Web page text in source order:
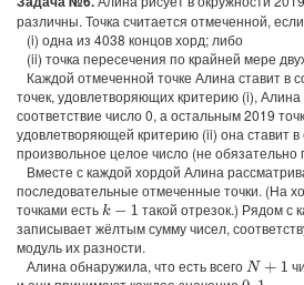
различны. Точка считается отмеченной,
(i) одна из 4038 концов хорд; либо
(ii) точка пересечения по крайней мере
Каждой отмеченной точке Алина ставит в
точек, удовлетворяющих критерию (i), Алина
соответствие число 0, а остальным 2019
удовлетворяющей критерию (ii) она ставит в
произвольное целое число (не обязательно
Вместе с каждой хордой Алина
последовательные отмеченные точки. (На
точками естьk−1
такой отрезок.) Рядом с
записывает жёлтым сумму чисел,
модуль их разности.
Алина обнаружила, что есть всегоN+ 1